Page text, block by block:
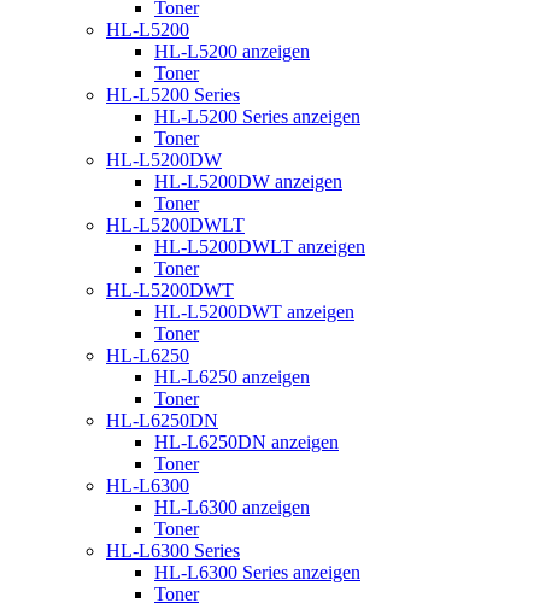
Toner
HL-L5200
HL-L5200 anzeigen
Toner
HL-L5200 Series
HL-L5200 Series anzeigen
Toner
HL-L5200DW
HL-L5200DW anzeigen
Toner
HL-L5200DWLT
HL-L5200DWLT anzeigen
Toner
HL-L5200DWT
HL-L5200DWT anzeigen
Toner
HL-L6250
HL-L6250 anzeigen
Toner
HL-L6250DN
HL-L6250DN anzeigen
Toner
HL-L6300
HL-L6300 anzeigen
Toner
HL-L6300 Series
HL-L6300 Series anzeigen
Toner